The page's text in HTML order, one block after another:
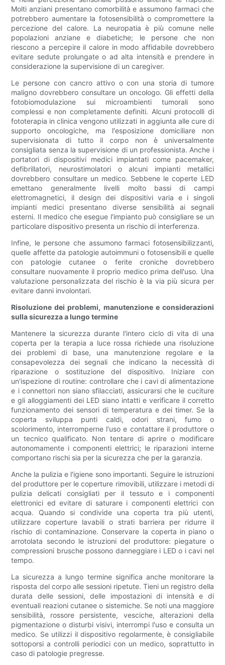
Molti anziani presentano comorbilità e assumono farmaci che
potrebbero aumentare la fotosensibilità o compromettere la
percezione del calore. La neuropatia è più comune nelle
popolazioni anziane e diabetiche; le persone che non
riescono a percepire il calore in modo affidabile dovrebbero
evitare sedute prolungate o ad alta intensità e prendere in
considerazione la supervisione di un caregiver.
Le persone con cancro attivo o con una storia di tumore
maligno dovrebbero consultare un oncologo. Gli effetti della
fotobiomodulazione sui microambienti tumorali sono
complessi e non completamente definiti. Alcuni protocolli di
fototerapia in clinica vengono utilizzati in aggiunta alle cure di
supporto oncologiche, ma l'esposizione domiciliare non
supervisionata di tutto il corpo non è universalmente
consigliata senza la supervisione di un professionista. Anche i
portatori di dispositivi medici impiantati come pacemaker,
defibrillatori, neurostimolatori o alcuni impianti metallici
dovrebbero consultare un medico. Sebbene le coperte LED
emettano generalmente livelli molto bassi di campi
elettromagnetici, il design dei dispositivi varia e i singoli
impianti medici presentano diverse sensibilità ai segnali
esterni. Il medico che esegue l'impianto può consigliare se un
particolare dispositivo presenta un rischio di interferenza.
Infine, le persone che assumono farmaci fotosensibilizzanti,
quelle affette da patologie autoimmuni o fotosensibili e quelle
con patologie cutanee o ferite croniche dovrebbero
consultare nuovamente il proprio medico prima dell'uso. Una
valutazione personalizzata del rischio è la via più sicura per
evitare danni involontari.
Risoluzione dei problemi, manutenzione e considerazioni
sulla sicurezza a lungo termine
Mantenere la sicurezza durante l'intero ciclo di vita di una
coperta per la terapia a luce rossa richiede una risoluzione
dei problemi di base, una manutenzione regolare e la
consapevolezza dei segnali che indicano la necessità di
riparazione o sostituzione del dispositivo. Iniziare con
un'ispezione di routine: controllare che i cavi di alimentazione
e i connettori non siano sfilacciati, assicurarsi che le cuciture
e gli alloggiamenti dei LED siano intatti e verificare il corretto
funzionamento dei sensori di temperatura e dei timer. Se la
coperta sviluppa punti caldi, odori strani, fumo o
scolorimento, interromperne l'uso e contattare il produttore o
un tecnico qualificato. Non tentare di aprire o modificare
autonomamente i componenti elettrici; le riparazioni interne
comportano rischi sia per la sicurezza che per la garanzia.
Anche la pulizia e l'igiene sono importanti. Seguire le istruzioni
del produttore per le coperture rimovibili, utilizzare i metodi di
pulizia delicati consigliati per il tessuto e i componenti
elettronici ed evitare di saturare i componenti elettrici con
acqua. Quando si condivide una coperta tra più utenti,
utilizzare coperture lavabili o strati barriera per ridurre il
rischio di contaminazione. Conservare la coperta in piano o
arrotolata secondo le istruzioni del produttore: piegature o
compressioni brusche possono danneggiare i LED o i cavi nel
tempo.
La sicurezza a lungo termine significa anche monitorare la
risposta del corpo alle sessioni ripetute. Tieni un registro della
durata delle sessioni, delle impostazioni di intensità e di
eventuali reazioni cutanee o sistemiche. Se noti una maggiore
sensibilità, rossore persistente, vesciche, alterazioni della
pigmentazione o disturbi visivi, interrompi l'uso e consulta un
medico. Se utilizzi il dispositivo regolarmente, è consigliabile
sottoporsi a controlli periodici con un medico, soprattutto in
caso di patologie pregresse.